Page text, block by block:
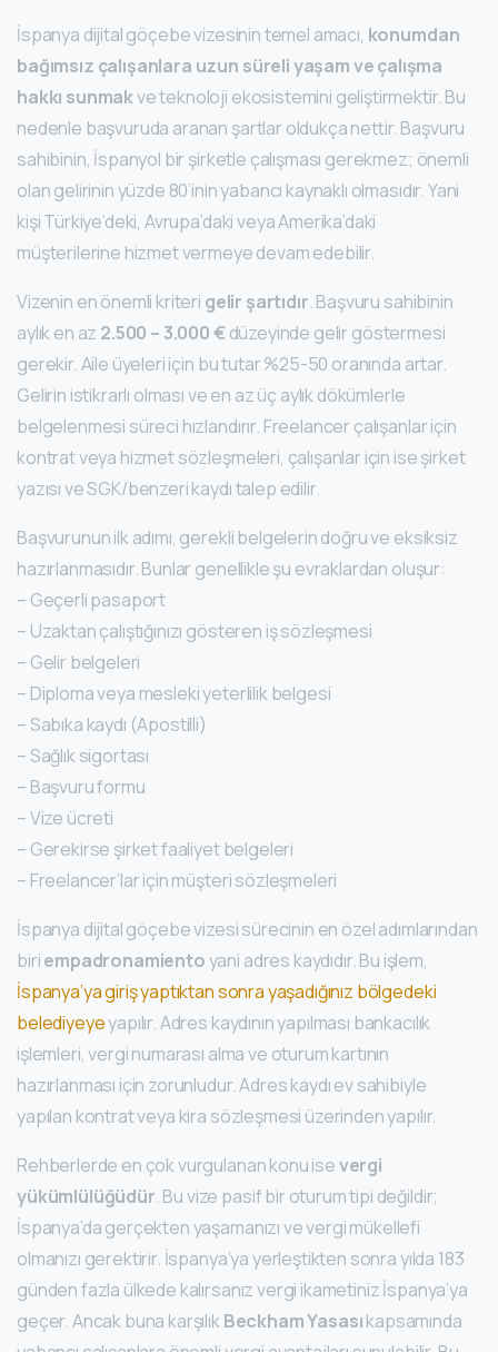
İspanya dijital göçebe vizesinin temel amacı, konumdan
bağımsız çalışanlara uzun süreli yaşam ve çalışma
hakkı sunmakve teknoloji ekosistemini geliştirmektir. Bu
nedenle başvuruda aranan şartlar oldukça nettir. Başvuru
sahibinin, İspanyol bir şirketle çalışması gerekmez; önemli
olan gelirinin yüzde 80’inin yabancı kaynaklı olmasıdır. Yani
kişi Türkiye’deki, Avrupa’daki veya Amerika’daki
müşterilerine hizmet vermeye devam edebilir.
Vizenin en önemli kriteri gelir şartıdır. Başvuru sahibinin
aylık en az 2.500 – 3.000 €düzeyinde gelir göstermesi
gerekir. Aile üyeleri için bu tutar %25-50 oranında artar.
Gelirin istikrarlı olması ve en az üç aylık dökümlerle
belgelenmesi süreci hızlandırır. Freelancer çalışanlar için
kontrat veya hizmet sözleşmeleri, çalışanlar için ise şirket
yazısı ve SGK/benzeri kaydı talep edilir.
Başvurunun ilk adımı, gerekli belgelerin doğru ve eksiksiz
hazırlanmasıdır. Bunlar genellikle şu evraklardan oluşur:
– Geçerli pasaport
– Uzaktan çalıştığınızı gösteren iş sözleşmesi
– Gelir belgeleri
– Diploma veya mesleki yeterlilik belgesi
– Sabıka kaydı (Apostilli)
– Sağlık sigortası
– Başvuru formu
– Vize ücreti
– Gerekirse şirket faaliyet belgeleri
– Freelancer’lar için müşteri sözleşmeleri
İspanya dijital göçebe vizesi sürecinin en özel adımlarından
biriempadronamientoyani adres kaydıdır. Bu işlem,
İspanya’ya giriş yaptıktan sonra yaşadığınız bölgedeki
belediyeyeyapılır. Adres kaydının yapılması bankacılık
işlemleri, vergi numarası alma ve oturum kartının
hazırlanması için zorunludur. Adres kaydı ev sahibiyle
yapılan kontrat veya kira sözleşmesi üzerinden yapılır.
Rehberlerde en çok vurgulanan konu isevergi
yükümlülüğüdür. Bu vize pasif bir oturum tipi değildir;
İspanya’da gerçekten yaşamanızı ve vergi mükellefi
olmanızı gerektirir. İspanya’ya yerleştikten sonra yılda 183
günden fazla ülkede kalırsanız vergi ikametiniz İspanya’ya
geçer. Ancak buna karşılıkBeckham Yasasıkapsamında